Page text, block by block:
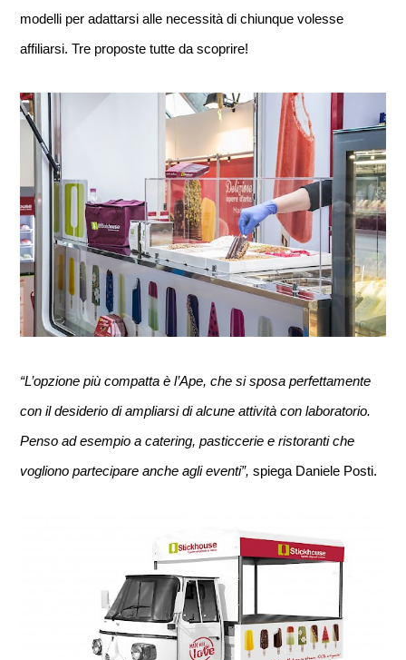
modelli per adattarsi alle necessità di chiunque volesse
affiliarsi. Tre proposte tutte da scoprire!
“L’opzione più compatta è l’Ape, che si sposa perfettamente
con il desiderio di ampliarsi di alcune attività con laboratorio.
Penso ad esempio a catering, pasticcerie e ristoranti che
vogliono partecipare anche agli eventi”, spiega Daniele Posti.